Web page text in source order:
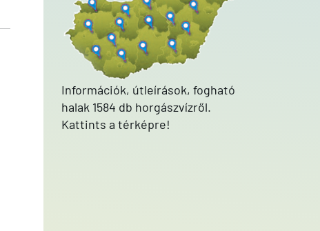
Információk, útleírások, fogható
halak 1584 db horgászvízről.
Kattints a térképre!